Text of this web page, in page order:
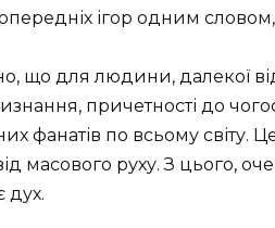
ігор одним
що для людини, далекої
причетності до
фанатів по всьому світу. Це
масового руху. З цього,
дух.